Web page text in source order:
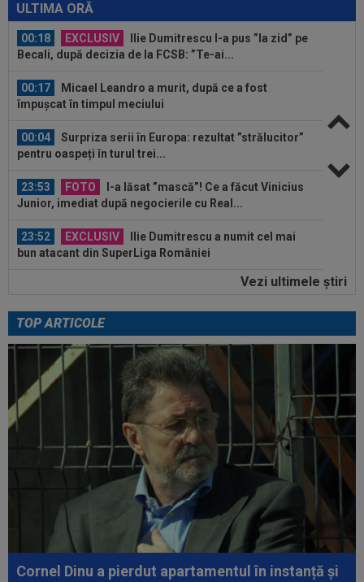
ULTIMA ORĂ
00:18 EXCLUSIV
Ilie Dumitrescu l-a pus ”la zid” pe
Becali, după decizia de la FCSB: ”Te-ai...
00:17
Micael Leandro a murit, după ce a fost
împușcat în timpul meciului
00:04
Surpriza serii în Europa: rezultat ”strălucitor”
pentru oaspeți în turul trei...
23:53 FOTO
I-a lăsat ”mască”! Ce a făcut Vinicius
Junior, imediat după negocierile cu Real...
23:52 EXCLUSIV
Ilie Dumitrescu a numit cel mai
bun atacant din SuperLiga României
Surpriza din preliminariile Champions League
00:22 EXCLUSIV Dan Petrescu s-a decis
00:19 Jovo Lukic e în fața transferului carierei
Ilie Dumitrescu l-a pus ”la zid” pe
Becali, după decizia de la FCSB: ”Te-ai...
Micael Leandro a murit, după ce a fost
împușcat în timpul meciului
Surpriza serii în Europa: rezultat ”strălucitor”
pentru oaspeți în turul trei...
Vezi ultimele ştiri
TOP ARTICOLE
Cornel Dinu a pierdut apartamentul în instanță și